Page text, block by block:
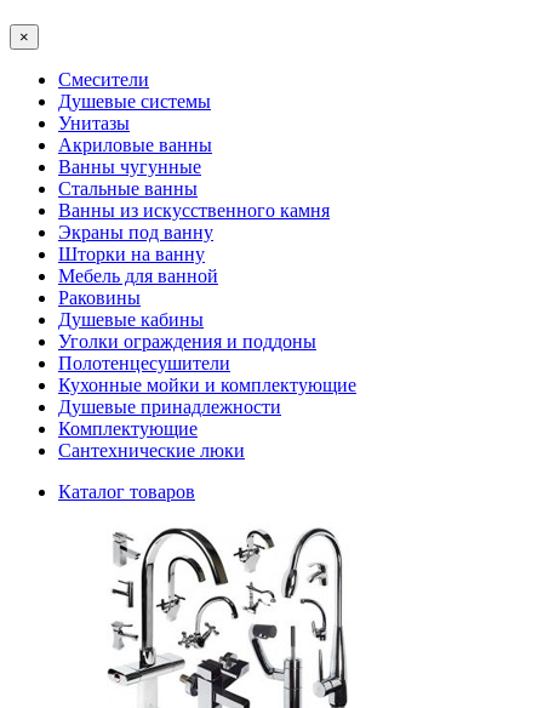
×
Смесители
Душевые системы
Унитазы
Акриловые ванны
Ванны чугунные
Стальные ванны
Ванны из искусственного камня
Экраны под ванну
Шторки на ванну
Мебель для ванной
Раковины
Душевые кабины
Уголки ограждения и поддоны
Полотенцесушители
Кухонные мойки и комплектующие
Душевые принадлежности
Комплектующие
Сантехнические люки
Каталог товаров